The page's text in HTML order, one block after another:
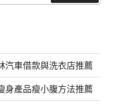
汽車借款與洗衣店推薦
身產品瘦小腹方法推薦